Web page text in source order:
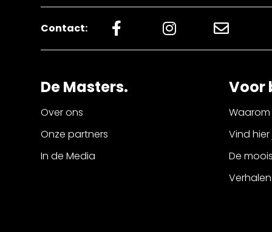
Contact:
De Masters.
Over ons
Onze partners
In de Media
Voor
Vind
De